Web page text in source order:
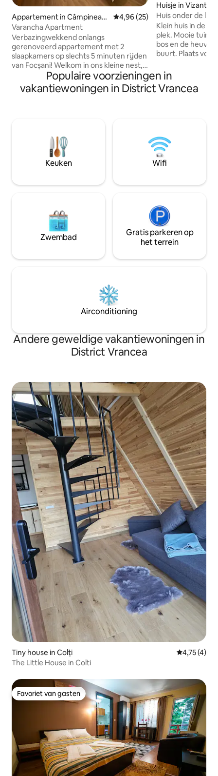
Appartement in Câmpinean
ca
Gemiddelde beoordeling van
4,96 (25)
Varancha Apartment
Verbazingwekkend onlangs
gerenoveerd appartement met 2
slaapkamers op slechts 5 minuten rijden
van Focșani! Welkom in ons kleine nest,
dat plaats biedt aan maximaal 5
personen, met de volgende kamers : ●
2x tweepersoonsslaapkamers ● 1x
appartement ligt op slechts 5 minuten
rijden van de belangrijkste stad Focșani
en is ook verbonden met de bus naar
het stadscentrum. Winkels 2 minuten
voelen!
Huisje in
Huis onder de
Klein huis in de
plek. Mooie tuin.
bos en de
buurt. Plaats voor kinderen in de
huis, rodelbaan.
schilderen in het
Gratis koffie,
of wandelen in
Wij bieden je
Populaire voorzieningen in
vakantiewoningen in District Vrancea
Keuken Wifi
Zwembad
Gratis parkeren op
het terrein
Airconditioning
Andere geweldige vakantiewoningen in
District Vrancea
Tiny house in Colți
4,75 (4)
The Little House in Colti
Favoriet van gasten
Favoriet van gasten